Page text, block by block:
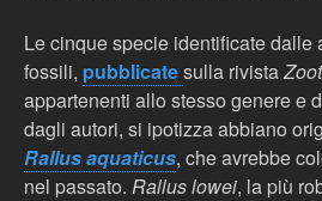
Le cinque specie identificate dalle
fossili, pubblicatesulla rivista
appartenenti allo stesso genere e
dagli autori, si ipotizza abbiano
Rallus aquaticus, che avrebbe
nel passato. Rallus lowei, la più